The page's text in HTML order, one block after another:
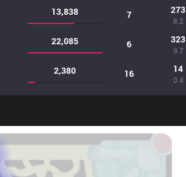
13,838 7 273
8.2
22,085 6 323
9.7
2,380 16 14
0.4